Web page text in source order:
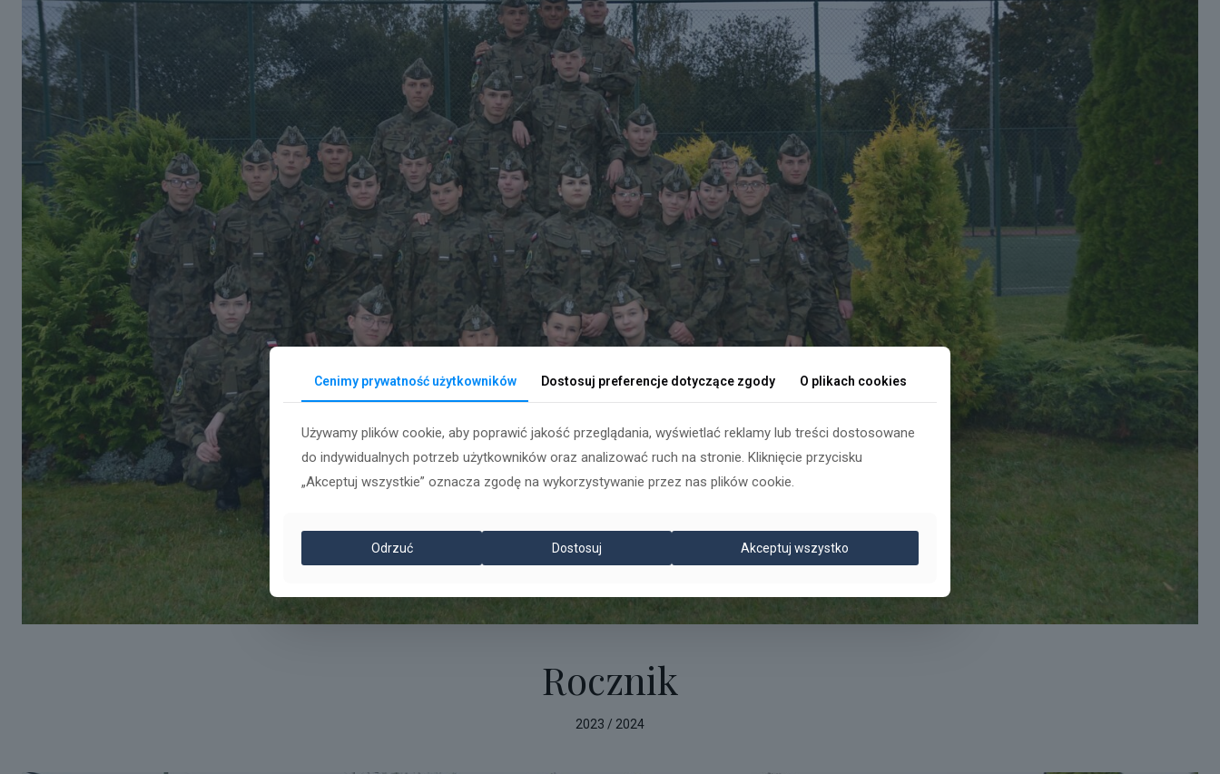
Rocznik
2023 / 2024
Cenimy prywatność użytkowników Dostosuj preferencje dotyczące zgody O plikach cookies
Używamy plików cookie, aby poprawić jakość przeglądania, wyświetlać reklamy lub treści dostosowane
do indywidualnych potrzeb użytkowników oraz analizować ruch na stronie. Kliknięcie przycisku
„Akceptuj wszystkie” oznacza zgodę na wykorzystywanie przez nas plików cookie.
Odrzuć Dostosuj Akceptuj wszystko